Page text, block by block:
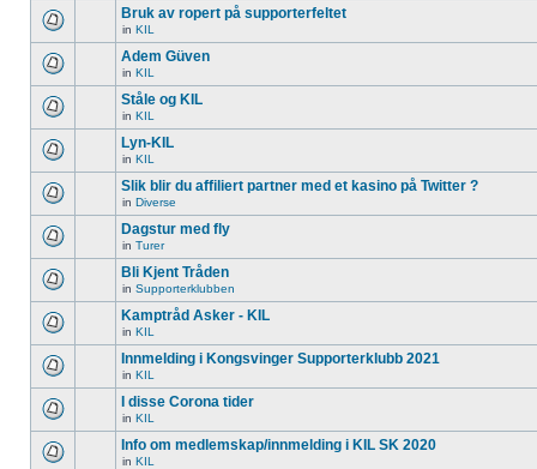
Bruk av ropert på supporterfeltet
in KIL
Adem Güven
in KIL
Ståle og KIL
in KIL
Lyn-KIL
in KIL
Slik blir du affiliert partner med et kasino på Twitter ?
in Diverse
Dagstur med fly
in Turer
Bli Kjent Tråden
in Supporterklubben
Kamptråd Asker - KIL
in KIL
Innmelding i Kongsvinger Supporterklubb 2021
in KIL
I disse Corona tider
in KIL
Info om medlemskap/innmelding i KIL SK 2020
in KIL